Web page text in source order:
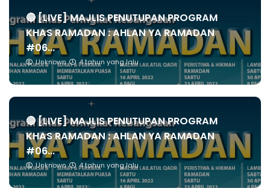
🔴 [LIVE] MAJLIS PENUTUPAN PROGRAM
KHAS RAMADAN : AHLAN YA RAMADAN
#06...
Unknown 4 tahun yang lalu
🔴 [LIVE] MAJLIS PENUTUPAN PROGRAM
KHAS RAMADAN : AHLAN YA RAMADAN
#06...
Unknown 4 tahun yang lalu